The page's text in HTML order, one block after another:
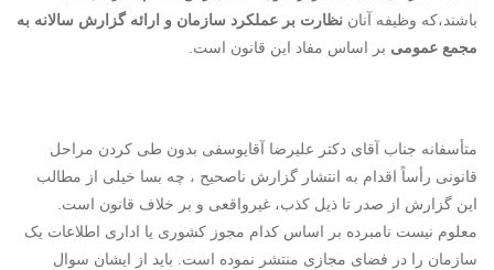
باشند،که وظیفه آنان نظارت بر عملکرد سازمان و ارائه گزارش سالانه به
مجمع عمومی بر اساس مفاد این قانون است.
متأسفانه جناب آقای دکتر علیرضا آقایوسفی بدون طی کردن مراحل
قانونی رأساً اقدام به انتشار گزارش ناصحیح ، چه بسا خیلی از مطالب
این گزارش از صدر تا ذیل کذب، غیرواقعی و بر خلاف قانون است.
معلوم نیست نامبرده بر اساس کدام مجوز کشوری یا اداری اطلاعات یک
سازمان را در فضای مجازی منتشر نموده است. باید از ایشان سوال